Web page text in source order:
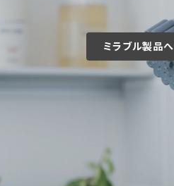
ミラブル製品へ